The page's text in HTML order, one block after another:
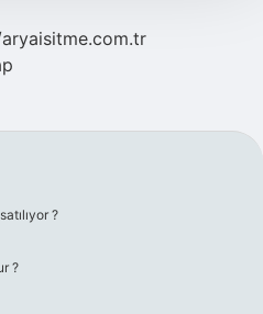
?
?